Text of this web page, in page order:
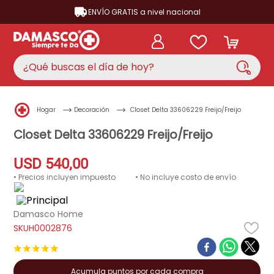
ENVÍO GRATIS a nivel nacional
¿Qué buscas el día de hoy?
Hogar Decoración Closet Delta 33606229 Freijo/Freijo
Closet Delta 33606229 Freijo/Freijo
USD 540,00
• Precios incluyen impuesto • No incluye costo de envío
Damasco Home
H0002876
★★★★★
Acumula puntos por cada compra
TÉRMINOS MÁS BUSCADOS
3. cocina
5 ventilador
6. licuadora
7. televisor